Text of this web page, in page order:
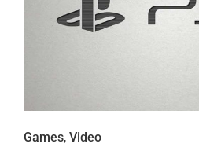
Games, Video